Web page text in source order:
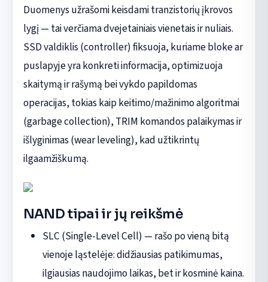
Duomenys užrašomi keisdami tranzistorių įkrovos
lygį — tai verčiama dvejetainiais vienetais ir nuliais.
SSD valdiklis (controller) fiksuoja, kuriame bloke ar
puslapyje yra konkreti informacija, optimizuoja
skaitymą ir rašymą bei vykdo papildomas
operacijas, tokias kaip keitimo/mažinimo algoritmai
(garbage collection), TRIM komandos palaikymas ir
išlyginimas (wear leveling), kad užtikrintų
ilgaamžiškumą.
NAND tipai ir jų reikšmė
SLC (Single-Level Cell) — rašo po vieną bitą
vienoje ląstelėje: didžiausias patikimumas,
ilgiausias naudojimo laikas, bet ir kosminė kaina.